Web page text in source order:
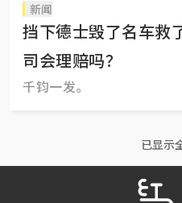
新闻
挡下德士毁了名车
司会理赔吗？
千钧一发。
已显示